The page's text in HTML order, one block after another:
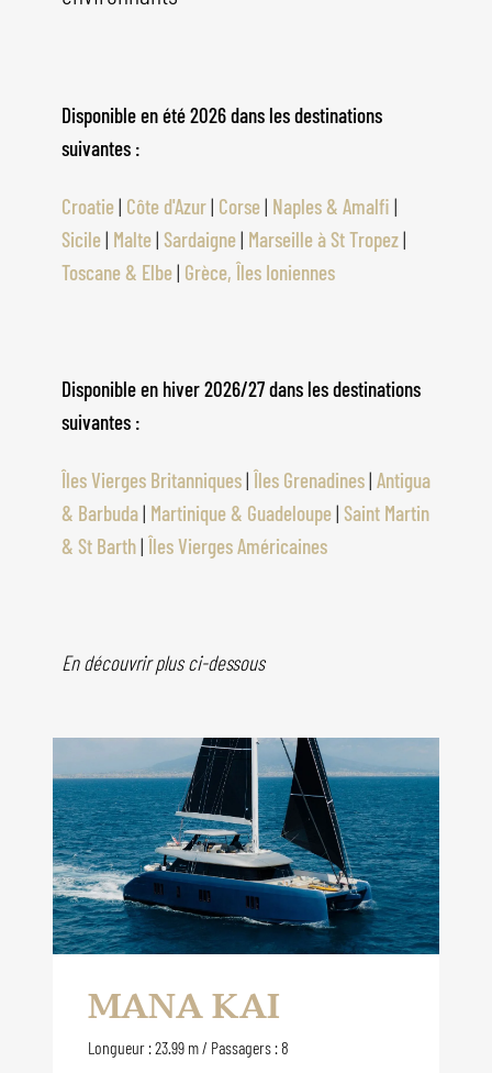
Disponible en été 2026 dans les destinations
suivantes :
Croatie| Côte d'Azur| Corse| Naples & Amalfi |
Sicile| Malte| Sardaigne| Marseille à St Tropez|
Toscane & Elbe| Grèce, Îles Ioniennes
Disponible en hiver 2026/27 dans les destinations
suivantes :
Îles Vierges Britanniques| Îles Grenadines| Antigua
& Barbuda| Martinique & Guadeloupe| Saint Martin
& St Barth| Îles Vierges Américaines
En découvrir plus ci-dessous
MANA KAI
Longueur : 23.99 m / Passagers : 8